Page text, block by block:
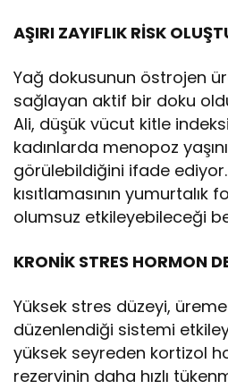
AŞIRI ZAYIFLIK RİSK
Yağ dokusunun östrojen
sağlayan aktif bir doku
Ali, düşük vücut kitle
kadınlarda menopoz
görülebildiğini ifade
kısıtlamasının yumurtalık
olumsuz etkileyebileceği
KRONİK STRES HORMON
Yüksek stres düzeyi,
düzenlendiği sistemi
yüksek seyreden kortizol
rezervinin daha hızlı